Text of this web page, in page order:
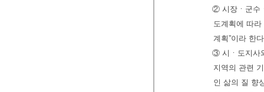
② 시장ㆍ군수
도계획에 따
계획”이라 한
③ 시ㆍ도지사
지역의 관련
인 삶의 질 향